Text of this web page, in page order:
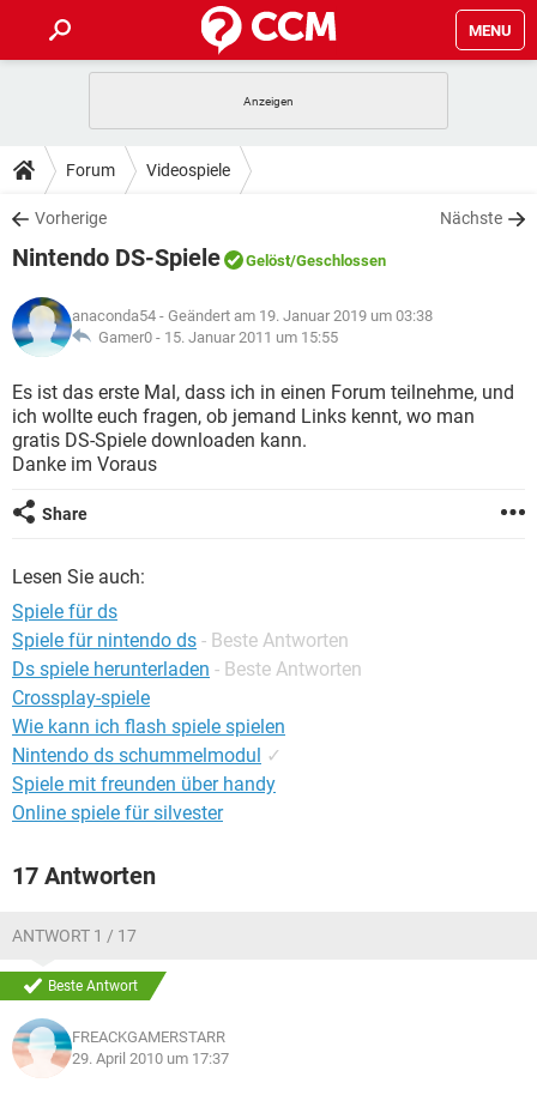
MENU
ANDROID
WINDOWS 10
WHATSAPP TIKTOK
FACEBOOK
TIPPS & TRICKS
SPIELE
WHATSAPP TIKTOK
FACEBOOK
DOWNLOADS
SPIELE STREAMING
ANDROID
WINDOWS 10 INSTAGRAM
WHATSAPP TIKTOK
FACEBOOK HARDWARE
SPIELE STREAMING
ANDROID
WINDOWS 10 INSTAGRAM
WHATSAPP TIKTOK
LEXIKON
SPIELE STREAMING
ANDROID IOS
WINDOWS 10
WHATSAPP
Forum Videospiele
Vorherige Nächste
Nintendo DS-Spiele Gelöst/Geschlossen
anaconda54 - Geändert am 19. Januar 2019 um 03:38
Gamer0 - 15. Januar 2011 um 15:55
Es ist das erste Mal, dass ich in einen Forum teilnehme, und
ich wollte euch fragen, ob jemand Links kennt, wo man
gratis DS-Spiele downloaden kann.
Danke im Voraus
Share
Lesen Sie auch:
Spiele für ds
Spiele für nintendo ds - Beste Antworten
Ds spiele herunterladen - Beste Antworten
Crossplay-spiele
Wie kann ich flash spiele spielen
Nintendo ds schummelmodul ✓
Spiele mit freunden über handy
Online spiele für silvester
17 Antworten
ANTWORT 1 / 17
Beste Antwort
FREACKGAMERSTARR
29. April 2010 um 17:37